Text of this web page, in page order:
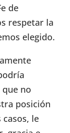
de
respetar la
elegido.
no
posición
le